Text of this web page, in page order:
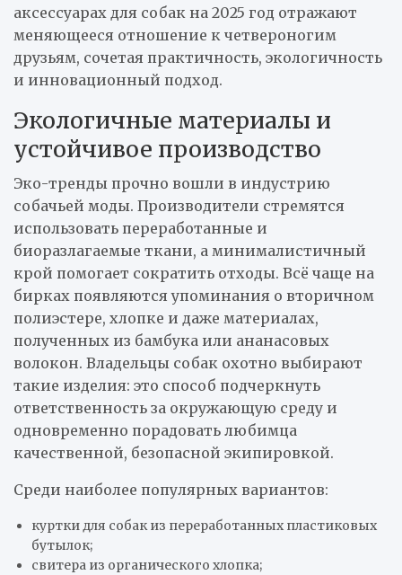
аксессуарах для собак на 2025 год отражают
меняющееся отношение к четвероногим
друзьям, сочетая практичность, экологичность
и инновационный подход.
Экологичные материалы и
устойчивое производство
Эко-тренды прочно вошли в индустрию
собачьей моды. Производители стремятся
использовать переработанные и
биоразлагаемые ткани, а минималистичный
крой помогает сократить отходы. Всё чаще на
бирках появляются упоминания о вторичном
полиэстере, хлопке и даже материалах,
полученных из бамбука или ананасовых
волокон. Владельцы собак охотно выбирают
такие изделия: это способ подчеркнуть
ответственность за окружающую среду и
одновременно порадовать любимца
качественной, безопасной экипировкой.
Среди наиболее популярных вариантов:
куртки для собак из переработанных пластиковых
бутылок;
свитера из органического хлопка;